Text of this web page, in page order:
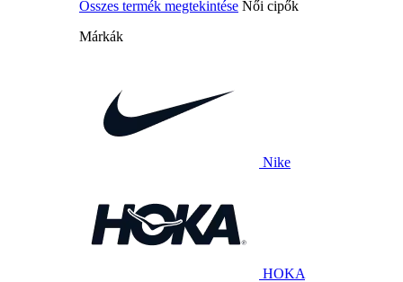
Összes termék megtekintése Női cipők
Márkák
Nike
HOKA